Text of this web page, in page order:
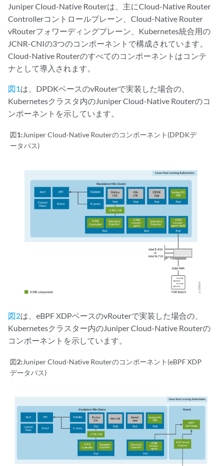
Juniper Cloud-Native Routerは、主にCloud-Native Router
Controllerコントロールプレーン、Cloud-Native Router
vRouterフォワーディングプレーン、Kubernetes統合用の
JCNR-CNIの3つのコンポーネントで構成されています。
Cloud-Native Routerのすべてのコンポーネントはコンテ
ナとして導入されます。
図1は、DPDKベースのvRouterで実装した場合の、
Kubernetesクラスタ内のJuniper Cloud-Native Routerのコ
ンポーネントを示しています。
図1:Juniper Cloud-Native Routerのコンポーネント(DPDKデ
ータパス)
図2は、eBPF XDPベースのvRouterで実装した場合の、
Kubernetesクラスター内のJuniper Cloud-Native Routerの
コンポーネントを示しています。
図2:Juniper Cloud-Native Routerのコンポーネント(eBPF XDP
データパス)